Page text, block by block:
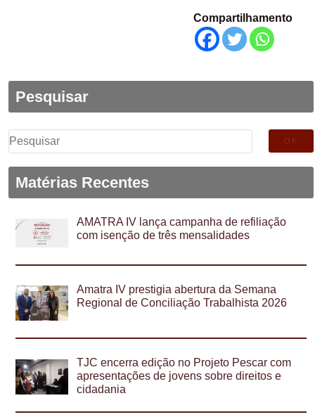
Compartilhamento
Pesquisar
Pesquisar
por:
Matérias Recentes
AMATRA IV lança campanha de refiliação
com isenção de três mensalidades
Amatra IV prestigia abertura da Semana
Regional de Conciliação Trabalhista 2026
TJC encerra edição no Projeto Pescar com
apresentações de jovens sobre direitos e
cidadania